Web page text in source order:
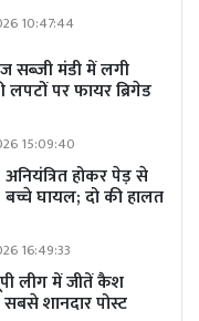
10:47:44
सब्जी मंडी में लगी
पर फायर ब्रिगेड
15:09:40
अनियंत्रित होकर पेड़ से
घायल; दो की हालत
16:49:33
लीग में जीतें कैश
सबसे शानदार पोस्ट